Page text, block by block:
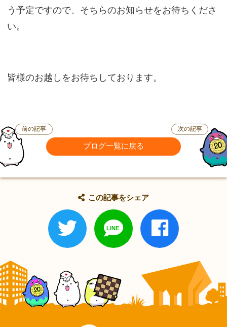
う予定ですので、そちらのお知らせをお待ちくださ
い。
皆様のお越しをお待ちしております。
前の記事
ブログ一覧に戻る
次の記事
この記事をシェア